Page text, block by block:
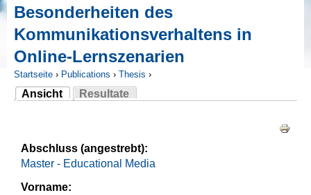
Besonderheiten des
Kommunikationsverhaltens in
Online-Lernszenarien
Sie sind hier
Startseite › Publications › Thesis ›
Ansicht
(aktiver Reiter)
Resultate
Abschluss (angestrebt):
Master - Educational Media
Vorname: